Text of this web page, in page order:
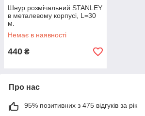
Шнур розмічальний STANLEY
в металевому корпусі, L=30
м.
Немає в наявності
440 ₴
Про нас
95% позитивних з 475 відгуків за рік